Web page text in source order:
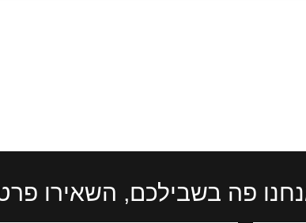
פה בשבילכם, השאירו